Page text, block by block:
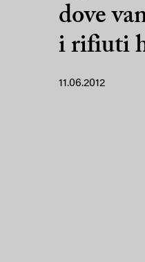
dove
i rifiuti
11.06.2012